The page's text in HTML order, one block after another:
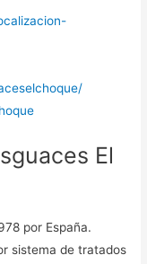
El
por España.
sistema de tratados